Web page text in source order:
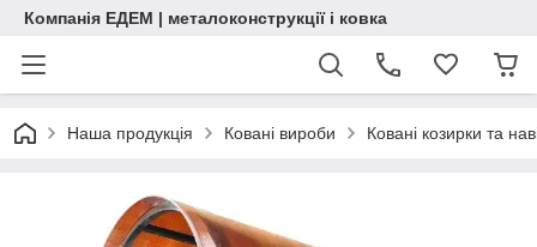
Компанія ЕДЕМ | металоконструкції і ковка
Наша продукція Ковані вироби Ковані козирки та